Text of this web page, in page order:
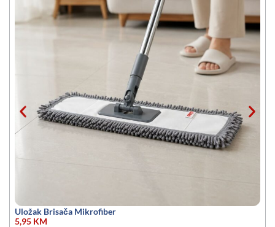
Uložak Brisača Mikrofiber
5,95 KM